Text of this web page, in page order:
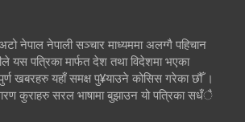
नेपाल नेपाली सञ्चार माध्यममा अलग्गै पहिचान
यस पत्रिका मार्फत देश तथा विदेशमा भएका
खबरहरु यहाँ समक्ष पु¥याउने कोसिस गरेका छौँ ।
कुराहरु सरल भाषामा बुझाउन यो पत्रिका सधँै